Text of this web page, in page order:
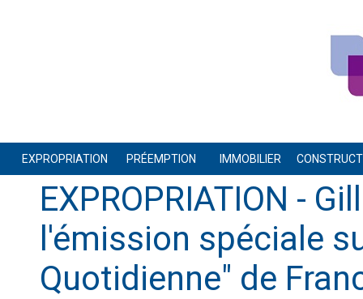
EXPROPRIATION PRÉEMPTION IMMOBILIER
EXPROPRIATION -
l'émission spéciale
Quotidienne" de